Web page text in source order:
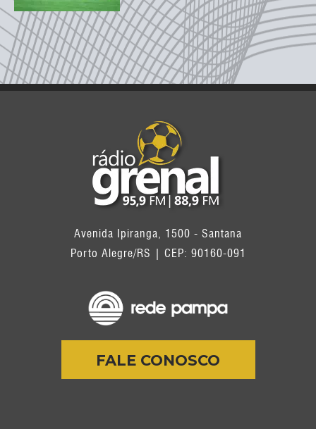
Avenida Ipiranga, 1500 - Santana
Porto Alegre/RS | CEP: 90160-091
FALE CONOSCO